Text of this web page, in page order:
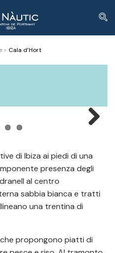
> Cala d’Hort
di Ibiza ai piedi di una
presenza degli
al centro
sabbia bianca e tratti
una trentina di
propongono piatti di